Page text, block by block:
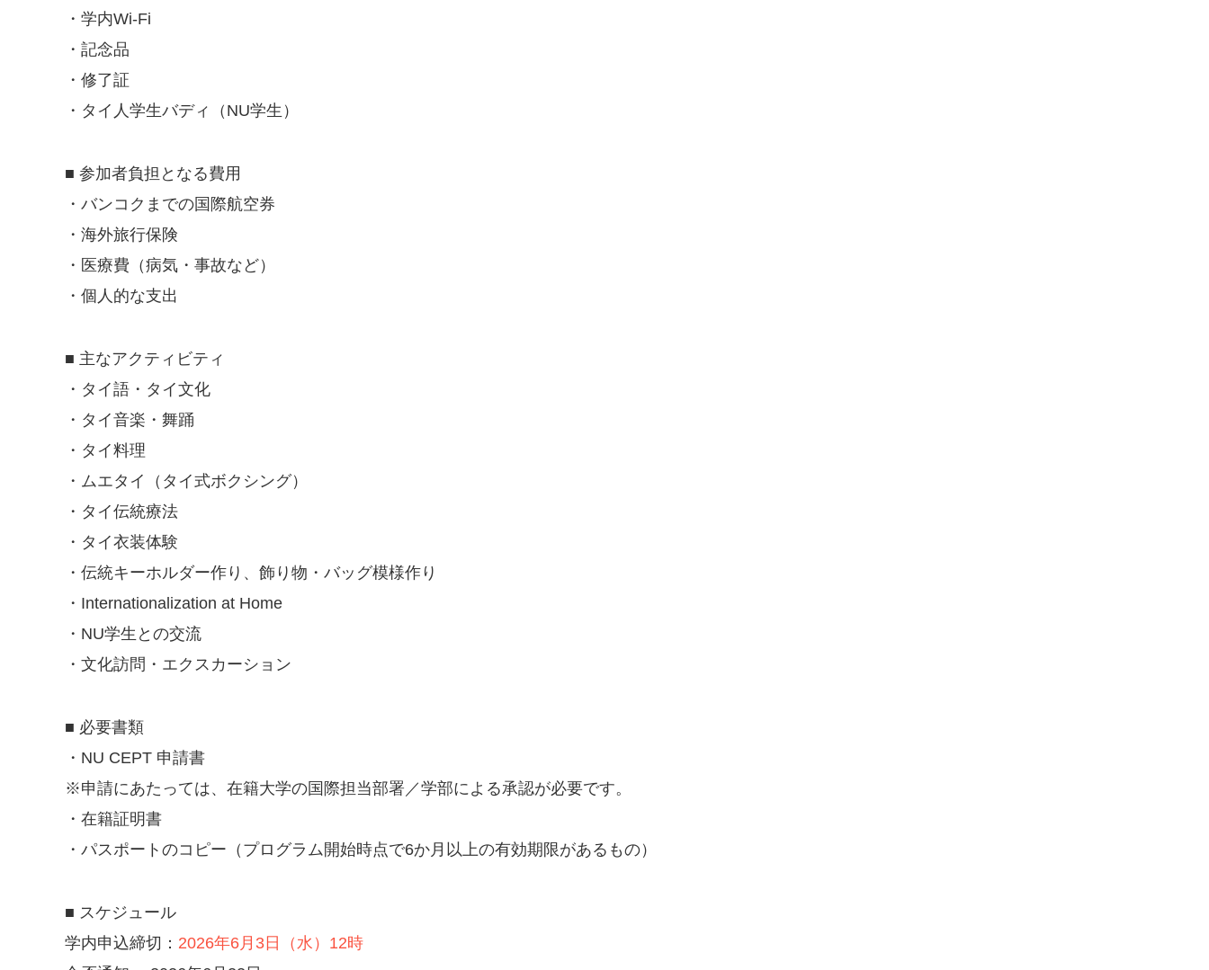
・学内Wi-Fi
・記念品
・修了証
・タイ人学生バディ（ NU学生）
■ 参加者負担となる費用
・バンコクまでの国際航空券
・海外旅行保険
・医療費（病気・事故など）
・個人的な支出
■ 主なアクティビティ
・タイ語・タイ文化
・タイ音楽・舞踊
・タイ料理
・ムエタイ（タイ式ボクシング）
・タイ伝統療法
・タイ衣装体験
・伝統キーホルダー作り、飾り物・バッグ模様作り
・Internationalization at Home
・NU学生との交流
・文化訪問・エクスカーション
■ 必要書類
・NU CEPT 申請書
※申請にあたっては、在籍大学の国際担当部署／学部による承認が必要です。
・在籍証明書
・パスポートのコピー（プログラム開始時点で6か月以上の有効期限があるもの）
■ スケジュール
学内申込締切： 2026年6月3日（水）12時